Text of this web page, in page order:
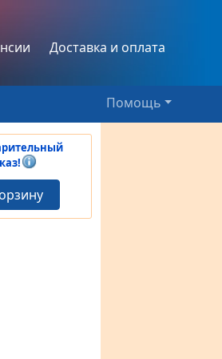
Доставка и оплата
Помощь